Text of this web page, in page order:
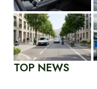
TOP NEWS